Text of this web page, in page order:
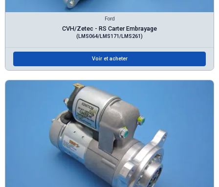
Ford
CVH/Zetec - RS Carter Embrayage
(LMS064/LMS171/LMS261)
Voir et acheter